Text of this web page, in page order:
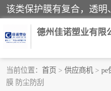
德州佳诺塑业有限
当前位置： 首页 > 供应商机 > pe
膜 防尘防刮
pe保护膜